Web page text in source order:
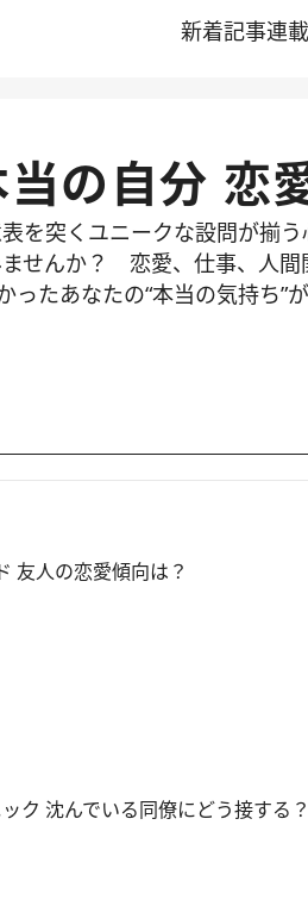
新着記事連載
当の自分
を突くユニークな設問が揃う
ませんか？ 恋愛、仕事、人間
たあなたの“本当の気持ち”
友人の恋愛傾向は？
ク 沈んでいる同僚にどう接する？